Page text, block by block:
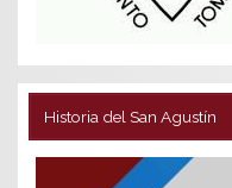
Historia del San Agustín